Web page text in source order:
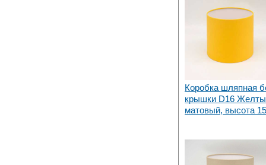
Коробка шляпная
крышки D16
матовый, высота